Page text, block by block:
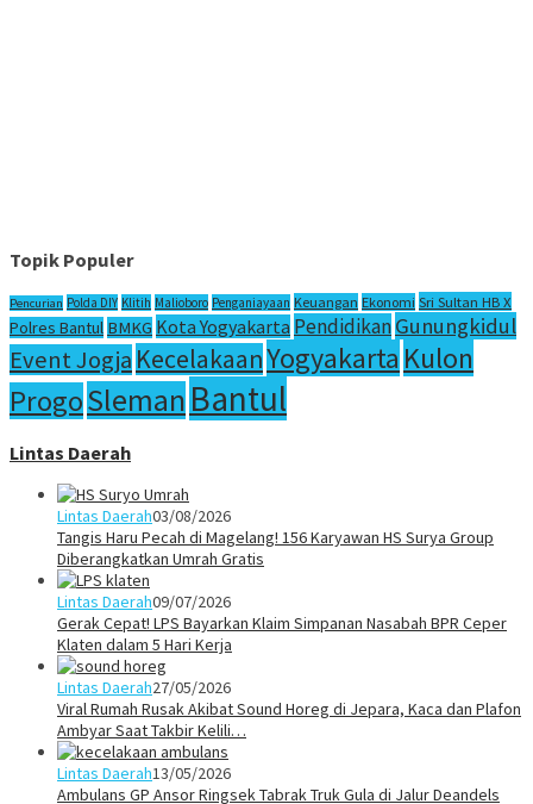
Topik Populer
Pencurian Polda DIY Klitih Malioboro Penganiayaan Keuangan Ekonomi Sri Sultan HB X
Polres Bantul BMKG Kota Yogyakarta PendidikanGunungkidul
Event Jogja KecelakaanYogyakarta Kulon
ProgoSleman Bantul
Lintas Daerah
Lintas Daerah03/08/2026
Tangis Haru Pecah di Magelang! 156 Karyawan HS Surya Group
Diberangkatkan Umrah Gratis
Lintas Daerah09/07/2026
Gerak Cepat! LPS Bayarkan Klaim Simpanan Nasabah BPR Ceper
Klaten dalam 5 Hari Kerja
Lintas Daerah27/05/2026
Viral Rumah Rusak Akibat Sound Horeg di Jepara, Kaca dan Plafon
Ambyar Saat Takbir Kelili…
Lintas Daerah13/05/2026
Ambulans GP Ansor Ringsek Tabrak Truk Gula di Jalur Deandels